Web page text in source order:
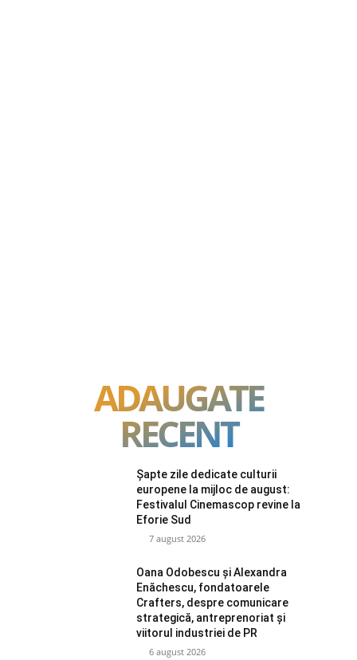
ADAUGATE
RECENT
Șapte zile dedicate culturii
europene la mijloc de august:
Festivalul Cinemascop revine la
Eforie Sud
7 august 2026
Oana Odobescu și Alexandra
Enăchescu, fondatoarele
Crafters, despre comunicare
strategică, antreprenoriat și
viitorul industriei de PR
6 august 2026